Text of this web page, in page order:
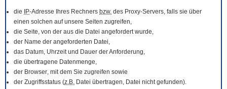
die IP-Adresse Ihres Rechners bzw. des Proxy-Servers, falls sie über
einen solchen auf unsere Seiten zugreifen,
die Seite, von der aus die Datei angefordert wurde,
der Name der angeforderten Datei,
das Datum, Uhrzeit und Dauer der Anforderung,
die übertragene Datenmenge,
der Browser, mit dem Sie zugreifen sowie
der Zugriffsstatus (z.B. Datei übertragen, Datei nicht gefunden).